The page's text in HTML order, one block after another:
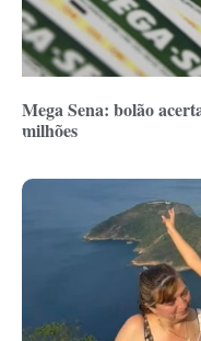
Mega Sena: bolão
milhões